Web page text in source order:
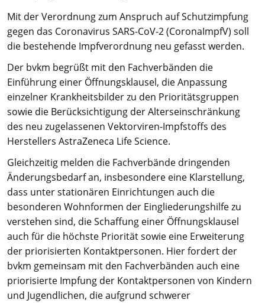
Mit der Verordnung zum Anspruch auf Schutzimpfung
gegen das Coronavirus SARS-CoV-2 (CoronaImpfV) soll
die bestehende Impfverordnung neu gefasst werden.
Der bvkm begrüßt mit den Fachverbänden die
Einführung einer Öffnungsklausel, die Anpassung
einzelner Krankheitsbilder zu den Prioritätsgruppen
sowie die Berücksichtigung der Alterseinschränkung
des neu zugelassenen Vektorviren-Impfstoffs des
Herstellers AstraZeneca Life Science.
Gleichzeitig melden die Fachverbände dringenden
Änderungsbedarf an, insbesondere eine Klarstellung,
dass unter stationären Einrichtungen auch die
besonderen Wohnformen der Eingliederungshilfe zu
verstehen sind, die Schaffung einer Öffnungsklausel
auch für die höchste Priorität sowie eine Erweiterung
der priorisierten Kontaktpersonen. Hier fordert der
bvkm gemeinsam mit den Fachverbänden auch eine
priorisierte Impfung der Kontaktpersonen von Kindern
und Jugendlichen, die aufgrund schwerer